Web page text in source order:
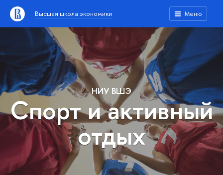
Высшая школа экономики Меню
НИУ ВШЭ
Спорт и активный
отдых